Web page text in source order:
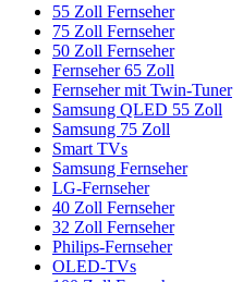
55 Zoll Fernseher
75 Zoll Fernseher
50 Zoll Fernseher
Fernseher 65 Zoll
Fernseher mit Twin-Tuner
Samsung QLED 55 Zoll
Samsung 75 Zoll
Smart TVs
Samsung Fernseher
LG-Fernseher
40 Zoll Fernseher
32 Zoll Fernseher
Philips-Fernseher
OLED-TVs